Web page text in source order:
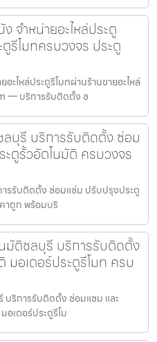
จำหน่ายอะไหล่ประตู
รีโมทครบวงจร ประตู
ะไหล่ประตูรีโมทผ่านร้านขายอะไหล่
— บริการรับติดตั้ง ซ
ลบุรี บริการรับติดตั้ง ซ่อม
ตูรั้วอัตโนมัติ ครบวงจร
รรับติดตั้ง ซ่อมแซ่ม ปรับปรุงประตู
าถูก พร้อมบริ
มัติชลบุรี บริการรับติดตั้ง
มอเตอร์ประตูรีโมท ครบ
บริการรับติดตั้ง ซ่อมแซม และ
อเตอร์ประตูรีโม